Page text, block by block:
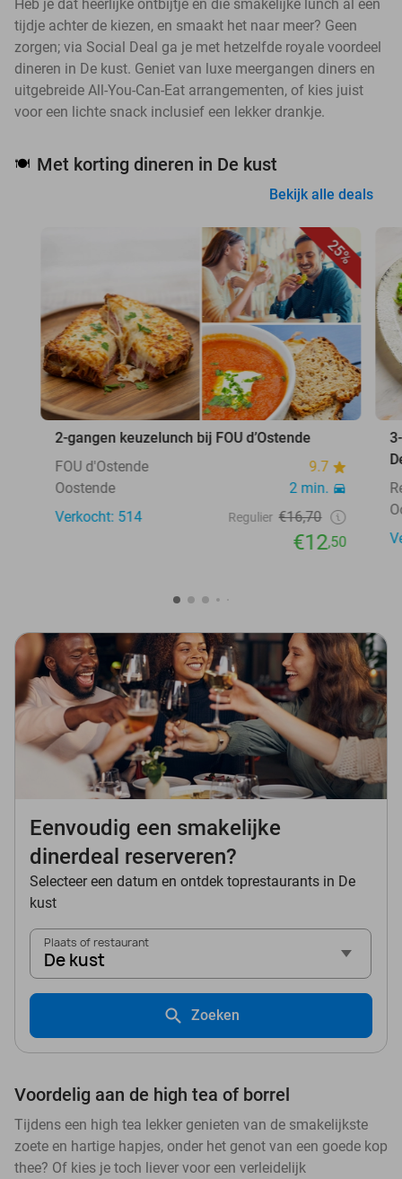
Heb je dat heerlijke ontbijtje en die smakelijke lunch al een
tijdje achter de kiezen, en smaakt het naar meer? Geen
zorgen; via Social Deal ga je met hetzelfde royale voordeel
dineren in De kust. Geniet van luxe meergangen diners en
uitgebreide All-You-Can-Eat arrangementen, of kies juist
voor een lichte snack inclusief een lekker drankje.
🍽️ Met korting dineren in De kust
Bekijk alle deals
25%
2-gangen keuzelunch bij FOU d’Ostende
FOU d'Ostende
9.7
Oostende
2 min.
Verkocht: 514
Regulier €16,70
€12,50
Eenvoudig een smakelijke
dinerdeal reserveren?
Selecteer een datum en ontdek toprestaurants in De
kust
Plaats of restaurant
De kust
Zoeken
Voordelig aan de high tea of borrel
Tijdens een high tea lekker genieten van de smakelijkste
zoete en hartige hapjes, onder het genot van een goede kop
thee? Of kies je toch liever voor een verleidelijk